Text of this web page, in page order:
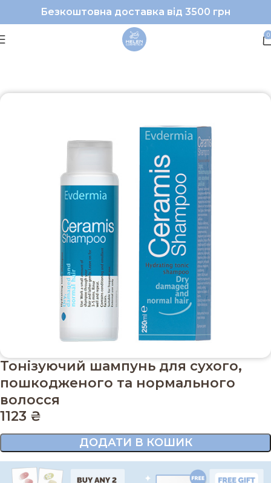
Безкоштовна доставка від 3500 грн
0
Шампунь
Тонізуючий шампунь для сухого,
пошкодженого та нормального
волосся
1123 ₴
ДОДАТИ В КОШИК